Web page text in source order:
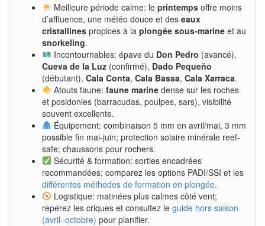
Meilleure période calme: le printempsoffre moins
d’affluence, une météo douce et des eaux
cristallines propices à la plongée sous-marine et au
snorkeling.
Incontournables: épave du Don Pedro (avancé),
Cueva de la Luz (confirmé), Dado Pequeño
(débutant), Cala Conta, Cala Bassa, Cala Xarraca.
Atouts faune: faune marinedense sur les roches
et posidonies (barracudas, poulpes, sars), visibilité
souvent excellente.
Équipement: combinaison 5 mm en avril/mai, 3 mm
possible fin mai-juin; protection solaire minérale reef-
safe; chaussons pour rochers.
Sécurité & formation: sorties encadrées
recommandées; comparez les options PADI/SSI et les
différentes méthodes de formation en plongée.
Logistique: matinées plus calmes côté vent;
repérez les criques et consultez le guide hors saison
(avril–octobre) pour planifier.